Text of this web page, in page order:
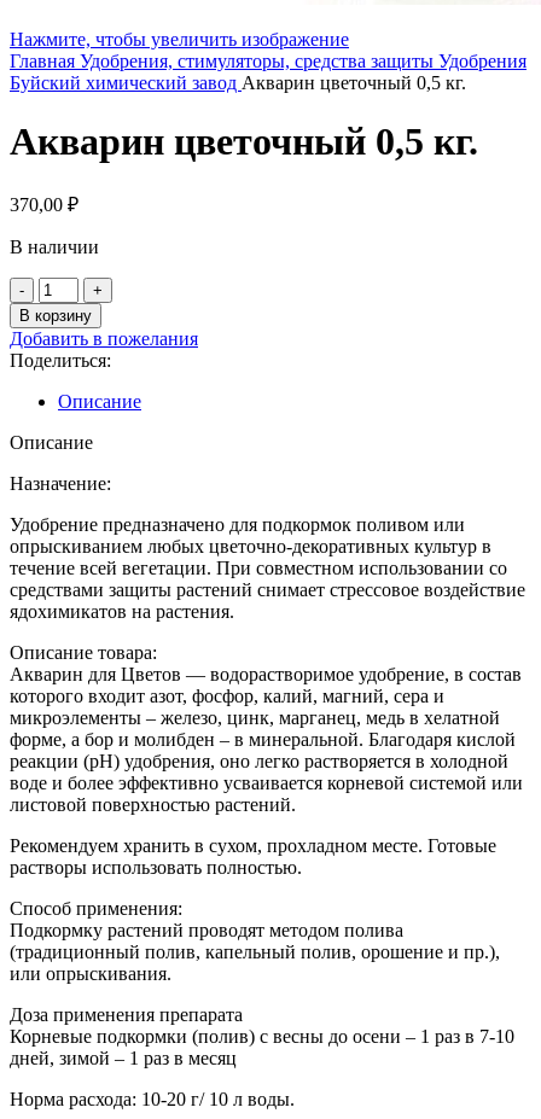
Нажмите, чтобы увеличить изображение
Главная Удобрения, стимуляторы, средства защиты Удобрения
Буйский химический завод Акварин цветочный 0,5 кг.
Акварин цветочный 0,5 кг.
370,00 ₽
В наличии
Количество
товара
Акварин
цветочный
0,5
кг.
В корзину
Добавить в пожелания
Поделиться:
Описание
Описание
Назначение:
Удобрение предназначено для подкормок поливом или
опрыскиванием любых цветочно-декоративных культур в
течение всей вегетации. При совместном использовании со
средствами защиты растений снимает стрессовое воздействие
ядохимикатов на растения.
Описание товара:
Акварин для Цветов — водорастворимое удобрение, в состав
которого входит азот, фосфор, калий, магний, сера и
микроэлементы – железо, цинк, марганец, медь в хелатной
форме, а бор и молибден – в минеральной. Благодаря кислой
реакции (рН) удобрения, оно легко растворяется в холодной
воде и более эффективно усваивается корневой системой или
листовой поверхностью растений.
Рекомендуем хранить в сухом, прохладном месте. Готовые
растворы использовать полностью.
Способ применения:
Подкормку растений проводят методом полива
(традиционный полив, капельный полив, орошение и пр.),
или опрыскивания.
Доза применения препарата
Корневые подкормки (полив) с весны до осени – 1 раз в 7-10
дней, зимой – 1 раз в месяц
Норма расхода: 10-20 г/ 10 л воды.